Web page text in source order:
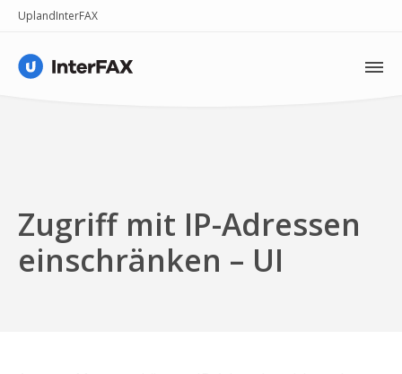
UplandInterFAX
Preise
Zugriff mit IP-Adressen
einschränken – UI